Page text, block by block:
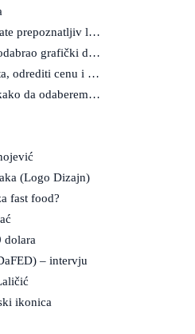
Zašto je važno da imate prepoznatljiv logo/znak?
9 razloga zašto sam odabrao grafički dizajn kao svoju profesiju
Kako odabrati klijenta, odrediti cenu i osigurati naplatu?
Šta će meni dizajn i kako da odaberem dizajnera?
(Logo Dizajn)
fast food?
dolara
– intervju
ikonica